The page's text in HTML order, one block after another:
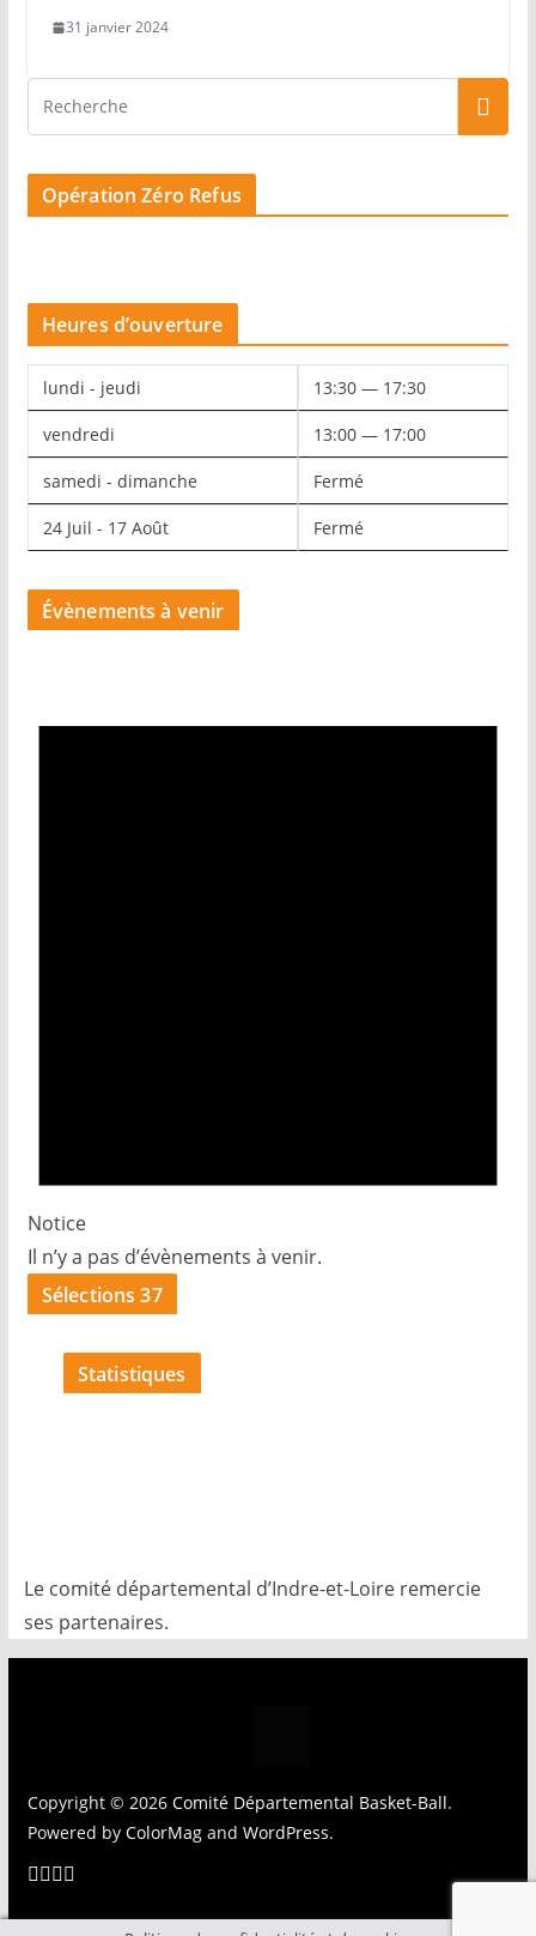
31 janvier 2024
Opération Zéro Refus
Heures d’ouverture
lundi - jeudi 13:30 — 17:30
vendredi 13:00 — 17:00
samedi - dimanche Fermé
24 Juil - 17 Août Fermé
Évènements à venir
Notice
Il n’y a pas d’évènements à venir.
Sélections 37
Statistiques
Le comité départemental d’Indre-et-Loire remercie
ses partenaires.
Copyright © 2026 Comité Départemental Basket-Ball.
Powered by ColorMagand WordPress.